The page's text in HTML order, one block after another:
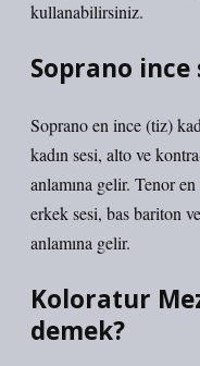
kullanabilirsiniz.
Soprano ince
Soprano en ince (tiz)
kadın sesi, alto ve
anlamına gelir. Tenor
erkek sesi, bas bariton
anlamına gelir.
Koloratur
demek?